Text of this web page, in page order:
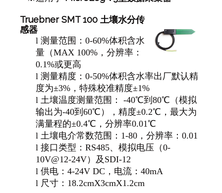
Truebner SMT 100 土壤水分传
感器
l 测量范围：0-60%体积含水
量（MAX 100%，分辨率：
0.1%或更高
l 测量精度：0-50%体积含水率出厂默认精
度为±3%，特殊校准精度±1%
l 土壤温度测量范围： -40℃到80℃（模拟
输出为-40到60℃），精度±0.2℃，最大为
满量程的±0.4℃，分辨率0.01℃
l 土壤电介常数范围：1-80，分辨率：0.01
l 接口类型：RS485、模拟电压（0-
10V@12-24V）及SDI-12
l 供电：4-24V DC，电流：40mA
l 尺寸：18.2cmX3cmX1.2cm